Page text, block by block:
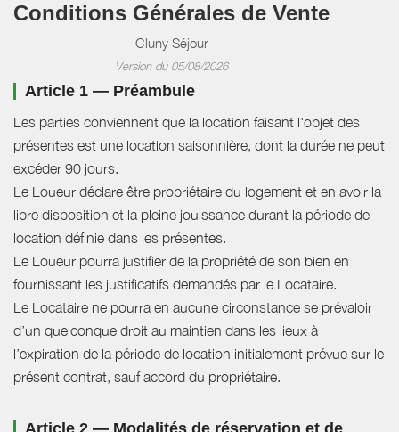
Conditions Générales de Vente
Cluny Séjour
Version du 05/08/2026
Article 1 — Préambule
Les parties conviennent que la location faisant l'objet des
présentes est une location saisonnière, dont la durée ne peut
excéder 90 jours.
Le Loueur déclare être propriétaire du logement et en avoir la
libre disposition et la pleine jouissance durant la période de
location définie dans les présentes.
Le Loueur pourra justifier de la propriété de son bien en
fournissant les justificatifs demandés par le Locataire.
Le Locataire ne pourra en aucune circonstance se prévaloir
d’un quelconque droit au maintien dans les lieux à
l’expiration de la période de location initialement prévue sur le
présent contrat, sauf accord du propriétaire.